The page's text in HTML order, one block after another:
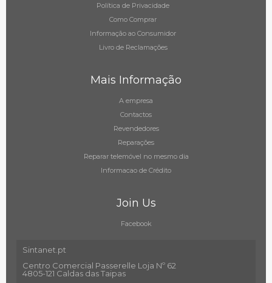
Política de Privacidade
Como Comprar
Informação ao Consumidor
Livro de Reclamações
Mais Informação
A empresa
Contactos
Revendedores
Reparações
Reparar telemóvel no mesmo dia
Informacao de Crédito
Join Us
Facebook
Sintanet.pt
Centro Comercial Passerelle Loja Nº 62
4805-121 Caldas das Taipas